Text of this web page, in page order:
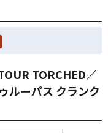
TORCHED／
ルーパス クランク